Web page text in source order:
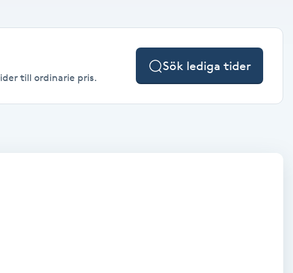
till ordinarie pris.
Sök lediga tider